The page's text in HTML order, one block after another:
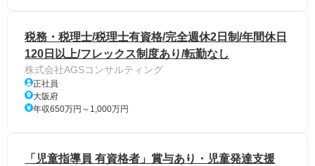
税務・税理士/税理士有資格/完全週休2日制/年間休日
120日以上/フレックス制度あり/転勤なし
株式会社AGSコンサルティング
正社員
大阪府
年収650万円～1,000万円
「児童指導員 有資格者」賞与あり・児童発達支援